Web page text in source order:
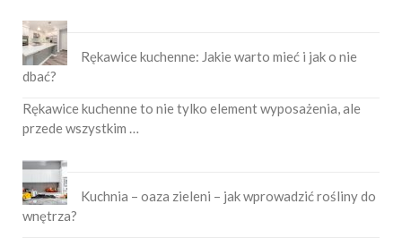
Rękawice kuchenne: Jakie warto mieć i jak o nie
dbać?
Rękawice kuchenne to nie tylko element wyposażenia, ale
przede wszystkim …
Kuchnia – oaza zieleni – jak wprowadzić rośliny do
wnętrza?